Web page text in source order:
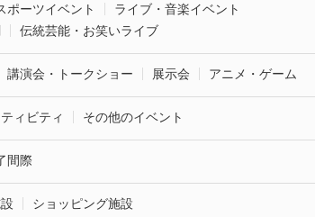
ポーツイベント
ライブ・音楽イベント
伝統芸能・お笑いライブ
講演会・トークショー 展示会 アニメ・ゲーム
ィビティ その他のイベント
間際
ショッピング施設